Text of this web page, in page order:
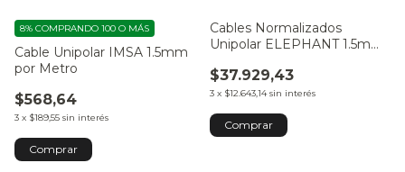
Cable Unipolar IMSA 1.5mm
por Metro
$568,64
3 x $189,55 sin interés
8% COMPRANDO 100 O MÁS
Comprar
Cables Normalizados
Unipolar ELEPHANT 1.5mm
$37.929,43
3 x $12.643,14 sin interés
Comprar